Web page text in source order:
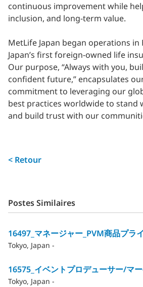
continuous improvement while
inclusion, and long-term value.
MetLife Japan began operations in
Japan’s first foreign-owned life
Our purpose, “Always with you,
confident future,” encapsulates
commitment to leveraging our
best practices worldwide to stand
and build trust with our
< Retour
Postes Similaires
Tokyo, Japan -
Tokyo, Japan -